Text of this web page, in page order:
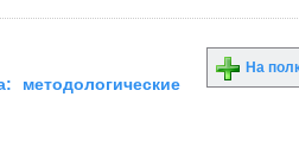
методологические
На